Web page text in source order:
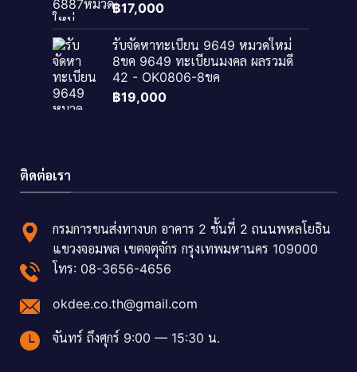
฿17,000
รับจัดหาทะเบียน 9649 หมวดใหม่
8ขค 9649 ทะเบียนมงคล ผลรวมดี
42 - OK0806-8ขค
฿19,000
ติดต่อเรา
กรมการขนส่งทางบก อาคาร 2 ชั้นที่ 2 ถนนพหลโยธิน
แขวงจอมพล เขตจตุจักร กรุงเทพมหานคร 109000
โทร: 08-3656-4656
okdee.co.th@gmail.com
จันทร์ ถึงศุกร์ 9:00 — 15:30 น.